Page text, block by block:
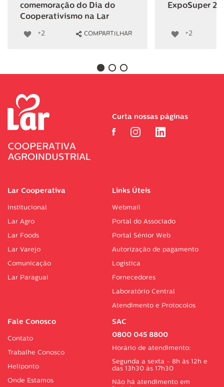
comemoração do Dia do
Cooperativismo na Lar
+2 COMPARTILHAR
ExpoSuper
+2
Lar Cooperativa
Institucional
Lar Agro
Lar Foods
Lar Varejo
Comunicação
Lar Paraguai
Links Úteis
Webmail
Portal do Associado
Portal Sénior Web
Autorização de pagamento
Logística
Fornecedores
Laboratório Central
Atendimento e Protocolos
Fale Conosco
Contato
Trabalhe Conosco
Heliponto
Onde Estamos
SAC
0800 045 8800
Horário de atendimento:
Segunda a sexta - 8h às 12h e
das 13h30 às 17h30
Não há atendimento em
Curta nossas páginas